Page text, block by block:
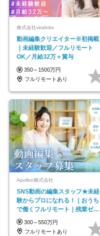
株式会社viralinks
動画編集クリエイター※初掲載
｜未経験歓迎／フルリモート
OK／月給32万＋賞与
350～1500万円
フルリモートあり
Apollon株式会社
SNS動画の編集スタッフ★未経
験からプロになれる！｜おうち
で働くフルリモート｜残業ゼロ
で18時退勤◎
300～550万円
フルリモートあり